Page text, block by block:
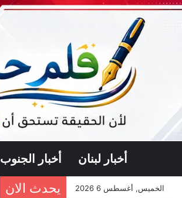
أخبار لبنان أخبار الجنوب
الخميس, أغسطس 6 2026 يحدث الان